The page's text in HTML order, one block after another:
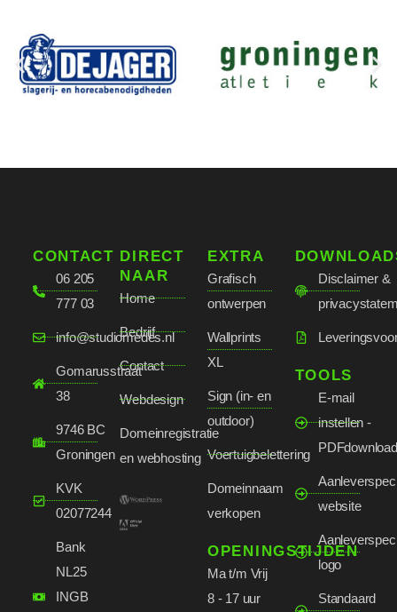
CONTACT
06 205
777 03
info@studiomedes.nl
Gomarusstraat
38
9746 BC
Groningen
KVK
02077244
Bank
NL25
INGB
DIRECT
NAAR
Home
Bedrijf
Contact
Webdesign
Domeinregistratie
en webhosting
EXTRA
Grafisch
ontwerpen
Wallprints
XL
Sign (in- en
outdoor)
Voertuigbelettering
Domeinnaam
verkopen
OPENINGSTIJDEN
Ma t/m Vrij
8 - 17 uur
Disclaimer &
TOOLS
E-mail
instellen -
PDFdownload
website
logo
Standaard